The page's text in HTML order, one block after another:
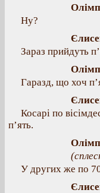
Ну?
Зараз прийдуть
Гаразд, що хоч
Косарі по
п’ять.
У других же по